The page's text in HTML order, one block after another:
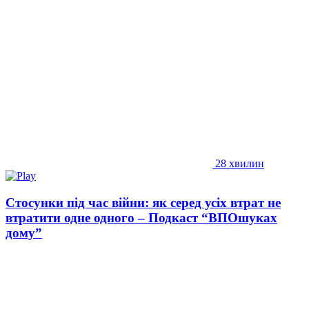
28 хвилин
Стосунки під час війни: як серед усіх втрат не
втратити одне одного – Подкаст “ВПОшуках
дому”